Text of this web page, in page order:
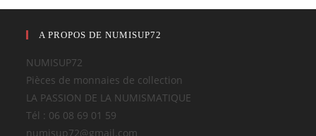
A PROPOS DE NUMISUP72
NUMISUP72
Pièces de monnaies de collection
LA PASSION DE LA NUMISMATIQUE
Tél : 06 08 69 01 59
numisup72@gmail.com